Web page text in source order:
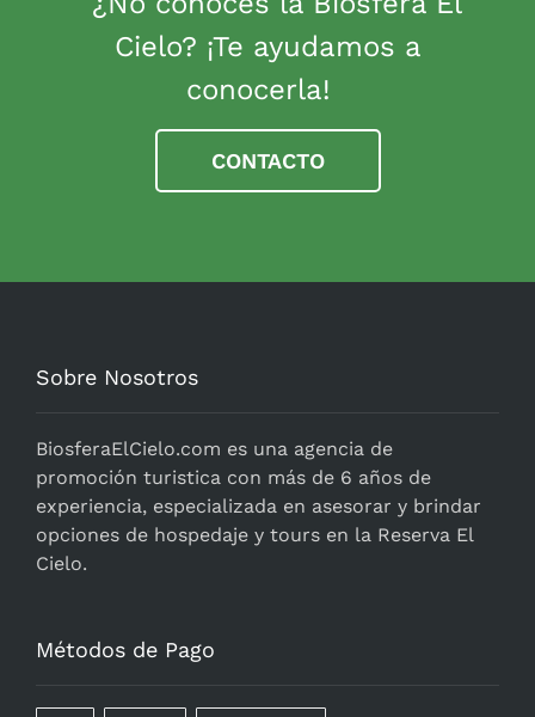
Cielo? ¡Te ayudamos a
conocerla!
CONTACTO
Sobre Nosotros
BiosferaElCielo.com es una agencia de
promoción turistica con más de 6 años de
experiencia, especializada en asesorar y brindar
opciones de hospedaje y tours en la Reserva El
Cielo.
Métodos de Pago